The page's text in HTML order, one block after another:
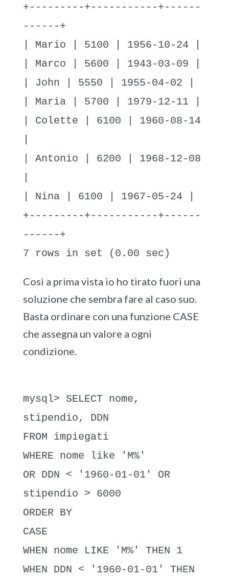
+---------+-----------+------
------+
| Mario | 5100 | 1956-10-24 |
| Marco | 5600 | 1943-03-09 |
| John | 5550 | 1955-04-02 |
| Maria | 5700 | 1979-12-11 |
| Colette | 6100 | 1960-08-14
| Antonio | 6200 | 1968-12-08
| Nina | 6100 | 1967-05-24 |
+---------+-----------+------
------+
7 rows in set (0.00 sec)
Così a prima vista io ho tirato fuori una
soluzione che sembra fare al caso suo.
Basta ordinare con una funzione CASE
che assegna un valore a ogni
condizione.
mysql> SELECT nome,
stipendio, DDN
FROM impiegati
WHERE nome like 'M%'
OR DDN < '1960-01-01' OR
stipendio > 6000
ORDER BY
CASE
WHEN nome LIKE 'M%' THEN 1
WHEN DDN < '1960-01-01' THEN